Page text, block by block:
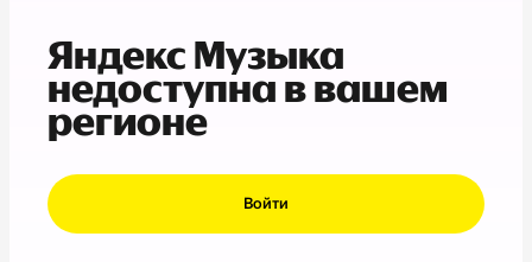
Яндекс Музыка
недоступна в вашем
регионе
Войти